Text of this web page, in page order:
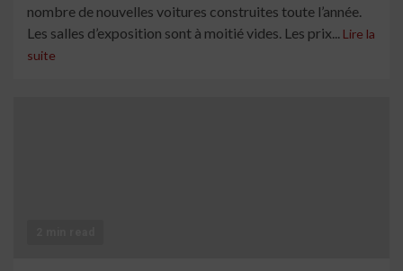
nombre de nouvelles voitures construites toute l’année.
Les salles d’exposition sont à moitié vides. Les prix... Lire la
suite